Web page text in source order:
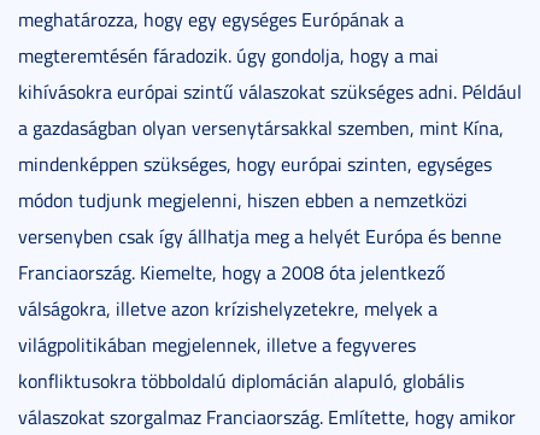
meghatározza, hogy egy egységes Európának a
megteremtésén fáradozik. úgy gondolja, hogy a mai
kihívásokra európai szintű válaszokat szükséges adni. Például
a gazdaságban olyan versenytársakkal szemben, mint Kína,
mindenképpen szükséges, hogy európai szinten, egységes
módon tudjunk megjelenni, hiszen ebben a nemzetközi
versenyben csak így állhatja meg a helyét Európa és benne
Franciaország. Kiemelte, hogy a 2008 óta jelentkező
válságokra, illetve azon krízishelyzetekre, melyek a
világpolitikában megjelennek, illetve a fegyveres
konfliktusokra többoldalú diplomácián alapuló, globális
válaszokat szorgalmaz Franciaország. Említette, hogy amikor